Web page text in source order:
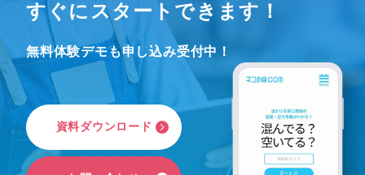
すぐにスタートできます！
無料体験デモも申し込み受付中！
資料ダウ ンロ ー ド